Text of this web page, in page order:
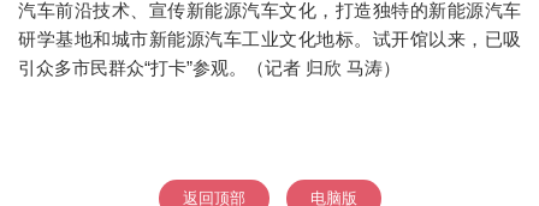
汽车前沿技术、宣传新能源汽车文化，打造独特的新能源汽车
研学基地和城市新能源汽车工业文化地标。试开馆以来，已吸
引众多市民群众“打卡”参观。（记者 归欣 马涛）
返回顶部 电脑版